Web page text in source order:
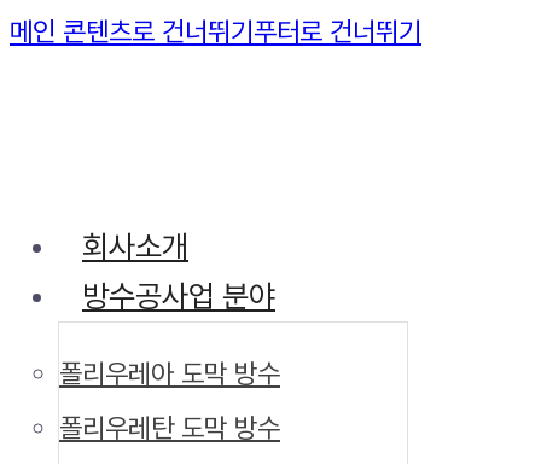
메인 콘텐츠로 건너뛰기푸터로 건너뛰기
회사소개
방수공사업 분야
폴리우레아 도막 방수
폴리우레탄 도막 방수